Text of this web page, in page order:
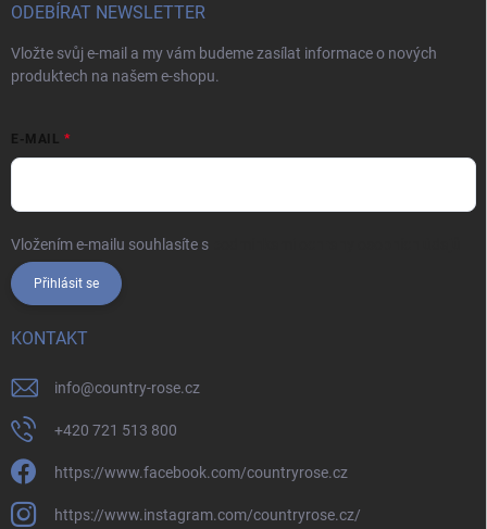
ODEBÍRAT NEWSLETTER
Vložte svůj e-mail a my vám budeme zasílat informace o nových
produktech na našem e-shopu.
E-MAIL
Vložením e-mailu souhlasíte s
Přihlásit se
KONTAKT
info@country-rose.cz
+420 721 513 800
https://www.facebook.com/countryrose.cz
https://www.instagram.com/countryrose.cz/